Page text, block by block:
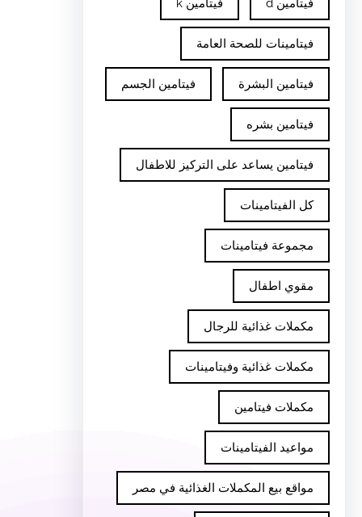
فيتامين d فيتامين k
فيتامينات للصحة العامة
فيتامين البشرة فيتامين الجسم
فيتامين بشره
فيتامين يساعد على التركيز للاطفال
كل الفيتامينات
مجموعة فيتامينات
مقوي اطفال
مكملات غذائية للرجال
مكملات غذائية وفيتامينات
مكملات فيتامين
مواعيد الفيتامينات
مواقع بيع المكملات الغذائية في مصر